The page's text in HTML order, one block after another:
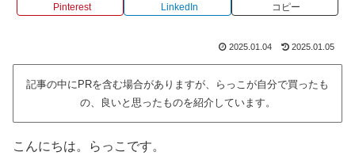
Pinterest LinkedIn コピー
2025.01.04 2025.01.05
記事の中にPRを含む場合がありますが、らっこが自分で買ったも
の、良いと思ったものを紹介しています。
こんにちは。らっこです。